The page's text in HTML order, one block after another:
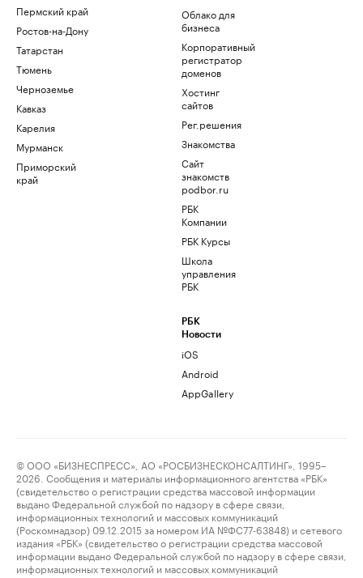
Пермский край
Ростов-на-Дону
Татарстан
Тюмень
Черноземье
Кавказ
Карелия
Мурманск
Приморский
край
Облако для
бизнеса
Корпоративный
регистратор
доменов
Хостинг
сайтов
Рег.решения
Знакомства
Сайт
знакомств
podbor.ru
РБК
Компании
РБК Курсы
Школа
управления
РБК
РБК
Новости
iOS
Android
AppGallery
© ООО «БИЗНЕСПРЕСС», АО «РОСБИЗНЕСКОНСАЛТИНГ», 1995–
2026. Сообщения и материалы информационного агентства «РБК»
(свидетельство о регистрации средства массовой информации
выдано Федеральной службой по надзору в сфере связи,
информационных технологий и массовых коммуникаций
(Роскомнадзор) 09.12.2015 за номером ИА №ФС77-63848) и сетевого
издания «РБК» (свидетельство о регистрации средства массовой
информации выдано Федеральной службой по надзору в сфере связи,
информационных технологий и массовых коммуникаций